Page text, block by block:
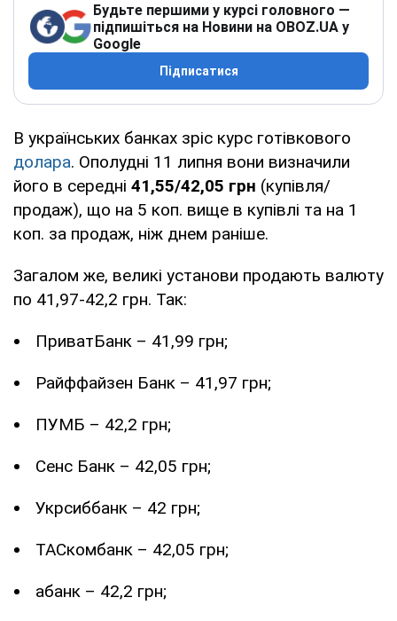
Будьте першими у курсі головного —
підпишіться на Новини на OBOZ.UA у
Google
Підписатися
В українських банках зріс курс готівкового
долара. Ополудні 11 липня вони визначили
його в середні 41,55/42,05 грн (купівля/
продаж), що на 5 коп. вище в купівлі та на 1
коп. за продаж, ніж днем раніше.
Загалом же, великі установи продають валюту
по 41,97-42,2 грн. Так:
ПриватБанк – 41,99 грн;
Райффайзен Банк – 41,97 грн;
ПУМБ – 42,2 грн;
Сенс Банк – 42,05 грн;
Укрсиббанк – 42 грн;
ТАСкомбанк – 42,05 грн;
абанк – 42,2 грн;